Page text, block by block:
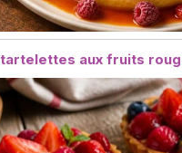
aux fruits